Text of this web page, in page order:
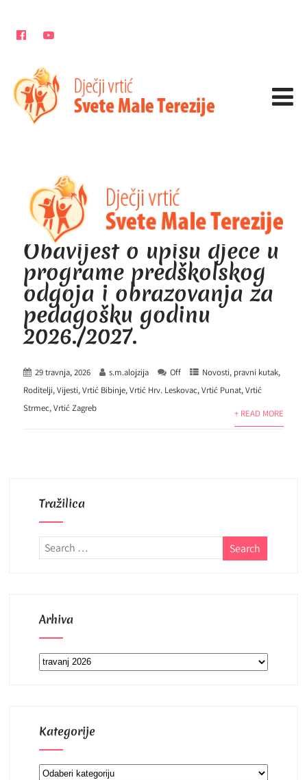
Obavijest o upisu djece u
programe predškolskog
odgoja i obrazovanja za
pedagošku godinu
2026./2027.
29 travnja, 2026 s.m.alojzija Off Novosti, pravni kutak,
Roditelji,Vijesti,Vrtić Bibinje,Vrtić Hrv. Leskovac,Vrtić Punat,Vrtić
Strmec,Vrtić Zagreb + READ MORE
Tražilica
Arhiva
Arhiva
Kategorije
Kategorije